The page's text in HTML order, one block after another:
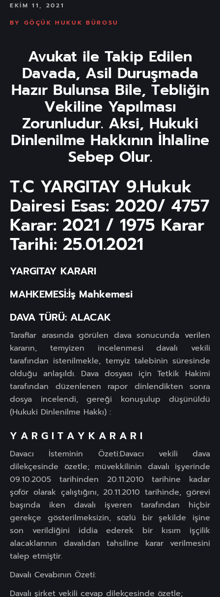
EKIM 11, 2021
BY
GÖÇÜK HUKUK BÜROSU
Avukat ile Takip Edilen
Davada, Asil Duruşmada
Hazır Bulunsa Bile, Tebliğin
Vekiline Yapılması
Zorunludur. Aksi, Hukuki
Dinlenilme Hakkının İhlaline
Sebep Olur.
T.C YARGITAY 9.Hukuk
Dairesi Esas: 2020/ 4757
Karar: 2021 / 1975 Karar
Tarihi: 25.01.2021
YARGITAY KARARI
MAHKEMESİ:İş Mahkemesi
DAVA TÜRÜ: ALACAK
Taraflar arasında görülen dava sonucunda verilen
kararın, temyizen incelenmesi davalı vekili
tarafından istenilmekle, temyiz talebinin süresinde
olduğu anlaşıldı. Dava dosyası için Tetkik Hakimi
tarafından düzenlenen rapor dinlendikten sonra
dosya incelendi, gereği konuşulup düşünüldü
(Hukuki Dinlenilme Hakkı) :
Y A R G I T A Y K A R A R I
Davacı İsteminin Özeti:Davacı vekili dava
dilekçesinde özetle; müvekkilinin davalı işyerinde
09.10.2005 tarihinden 20.11.2010 tarihine kadar
şoför olarak çalıştığını, 20.11.2010 tarihinde, görevi
başında iken davalı işveren tarafından hiçbir
gerekçe gösterilmeksizin, sözlü bir şekilde işine
son verildiğini iddia ederek bir kısım işçilik
alacaklarının davalıdan tahsiline karar verilmesini
talep etmiştir.
Davalı Cevabının Özeti:
Davalı şirket vekili cevap dilekçesinde özetle;